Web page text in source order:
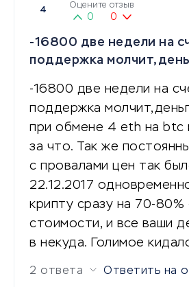
4
Оцените отзыв
0 0
-16800 две недели на
поддержка
-16800 две недели на
поддержка
при обмене 4 eth на btc
за что. Так же
с провалами цен так
22.12.2017
крипту сразу на 70-80%
стоимости, и все ваши
в некуда. Голимое
2 ответа Ответить на